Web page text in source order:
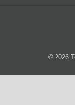
© 2026